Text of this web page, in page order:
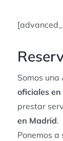
Somos una
oficiales
prestar
en Madrid.
Ponemos